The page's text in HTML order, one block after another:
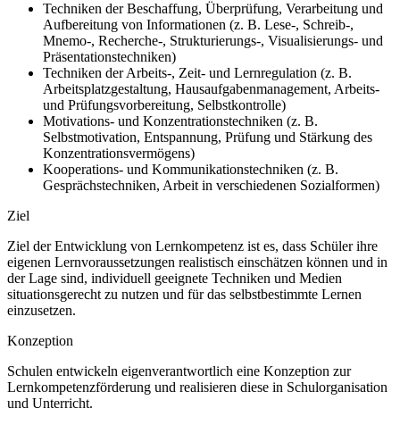
Techniken der Beschaffung, Überprüfung, Verarbeitung und
Aufbereitung von Informationen (z. B. Lese-, Schreib-,
Mnemo-, Recherche-, Strukturierungs-, Visualisierungs- und
Präsentationstechniken)
Techniken der Arbeits-, Zeit- und Lernregulation (z. B.
Arbeitsplatzgestaltung, Hausaufgabenmanagement, Arbeits-
und Prüfungsvorbereitung, Selbstkontrolle)
Motivations- und Konzentrationstechniken (z. B.
Selbstmotivation, Entspannung, Prüfung und Stärkung des
Konzentrationsvermögens)
Kooperations- und Kommunikationstechniken (z. B.
Gesprächstechniken, Arbeit in verschiedenen Sozialformen)
Ziel
Ziel der Entwicklung von Lernkompetenz ist es, dass Schüler ihre
eigenen Lernvoraussetzungen realistisch einschätzen können und in
der Lage sind, individuell geeignete Techniken und Medien
situationsgerecht zu nutzen und für das selbstbestimmte Lernen
einzusetzen.
Konzeption
Schulen entwickeln eigenverantwortlich eine Konzeption zur
Lernkompetenzförderung und realisieren diese in Schulorganisation
und Unterricht.